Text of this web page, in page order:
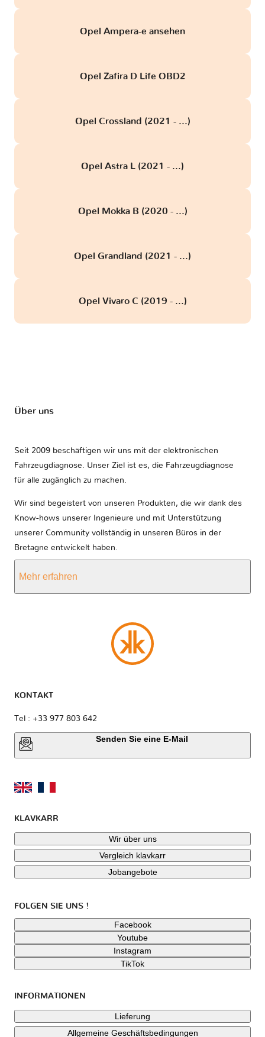
Opel Ampera-e ansehen
Opel Zafira D Life OBD2
Opel Crossland (2021 - ...)
Opel Astra L (2021 - ...)
Opel Mokka B (2020 - ...)
Opel Grandland (2021 - ...)
Opel Vivaro C (2019 - ...)
Über uns
Seit 2009 beschäftigen wir uns mit der elektronischen
Fahrzeugdiagnose. Unser Ziel ist es, die Fahrzeugdiagnose
für alle zugänglich zu machen.
Wir sind begeistert von unseren Produkten, die wir dank des
Know-hows unserer Ingenieure und mit Unterstützung
unserer Community vollständig in unseren Büros in der
Bretagne entwickelt haben.
Mehr erfahren
KONTAKT
Tel : +33 977 803 642
Senden Sie eine E-Mail
KLAVKARR
Wir über uns
Vergleich klavkarr
Jobangebote
FOLGEN SIE UNS !
Facebook
Youtube
Instagram
TikTok
INFORMATIONEN
Lieferung
Allgemeine Geschäftsbedingungen